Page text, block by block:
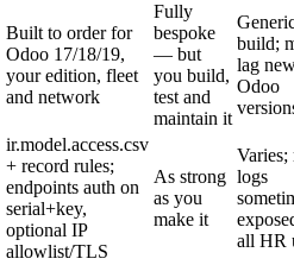
Built to order for
Odoo 17/18/19,
your edition, fleet
and network
Fully
bespoke
— but
you build,
test and
maintain it
build;
lag
Odoo
ir.model.access.csv
+ record rules;
endpoints auth on
serial+key,
optional IP
allowlist/TLS
As strong
as you
make it
Varies;
logs
all HR